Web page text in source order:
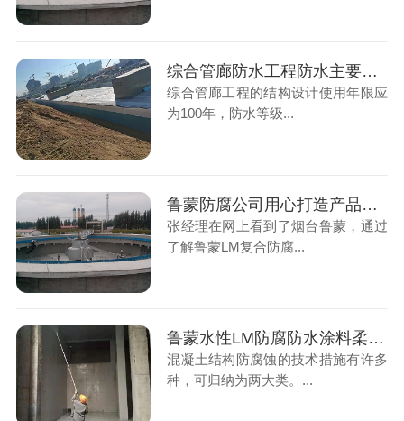
综合管廊防水工程防水主要采用防水涂料加卷材防水
综合管廊工程的结构设计使用年限应
为100年，防水等级...
鲁蒙防腐公司用心打造产品、服务，用产品吸引客户，用服务打动客户
张经理在网上看到了烟台鲁蒙，通过
了解鲁蒙LM复合防腐...
鲁蒙水性LM防腐防水涂料柔性涂膜对混凝土的微细裂缝有修复和遮蔽作用
混凝土结构防腐蚀的技术措施有许多
种，可归纳为两大类。...